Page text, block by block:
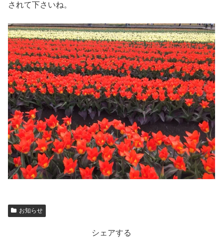
されて下さいね。
お知らせ
シェアする